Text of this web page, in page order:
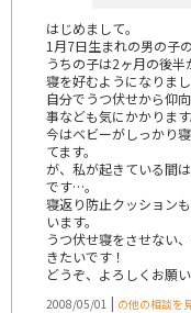
はじめまして。
1月7日生まれの男の子
うちの子は2ヶ月の後
寝を好むようになりまし
自分でうつ伏せから仰
事なども気にかかります
今はベビーがしっかり
てます。
が、私が起きている間
です…。
寝返り防止クッション
います。
うつ伏せ寝をさせない
きたいです！
どうぞ、よろしくお願
2008/05/01 | の他の相談を